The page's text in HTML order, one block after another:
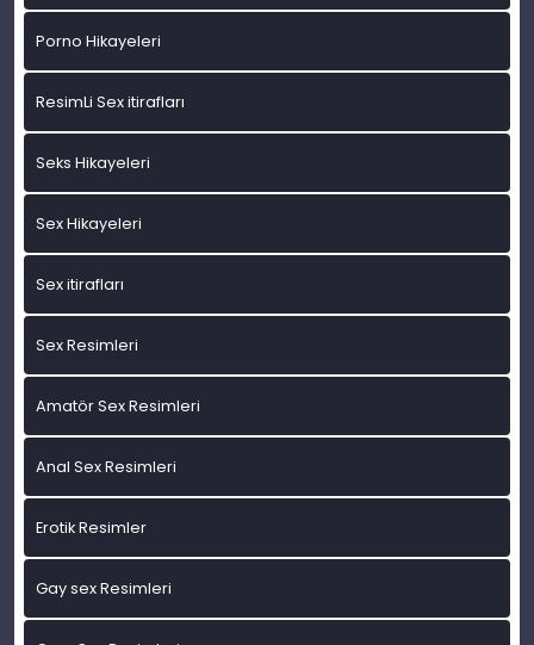
Porno Hikayeleri
ResimLi Sex itirafları
Seks Hikayeleri
Sex Hikayeleri
Sex itirafları
Sex Resimleri
Amatör Sex Resimleri
Anal Sex Resimleri
Erotik Resimler
Gay sex Resimleri